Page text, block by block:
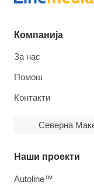
Компанија
За нас
Помош
Контакти
Северна
Наши проекти
Autoline™